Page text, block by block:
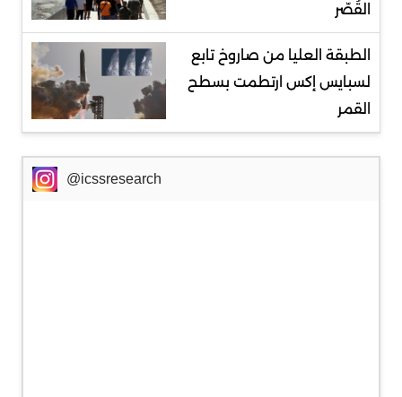
القُصّر
الطبقة العليا من صاروخ تابع
لسبايس إكس ارتطمت بسطح
القمر
@icssresearch